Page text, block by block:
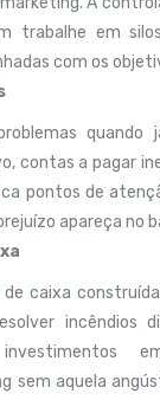
trabalhe em
com os
quando
contas a pagar
pontos de
apareça no
caixa
incêndios
investimentos
sem aquela